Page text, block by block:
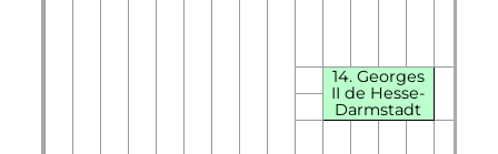
14. Georges
II de Hesse-
Darmstadt